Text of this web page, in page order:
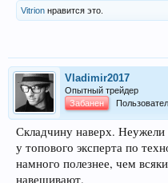
Vitrion нравится это.
Vladimir2017
Опытный трейдер
Забанен
Складчину наверх. Неужели
у топового эксперта по
намного полезнее, чем
навешивают.